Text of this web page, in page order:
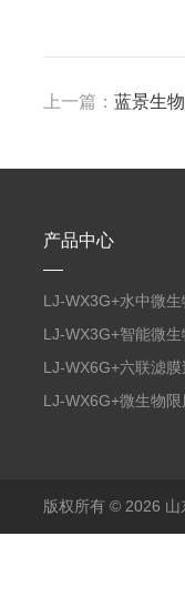
上一篇： 蓝景生
产品中心
LJ-WX3G+水中微生
膜过滤装置
LJ-WX3G+智能微生
限度仪
LJ-WX6G+六联滤膜
滤器
LJ-WX6G+微生物限
版权所有 © 2026